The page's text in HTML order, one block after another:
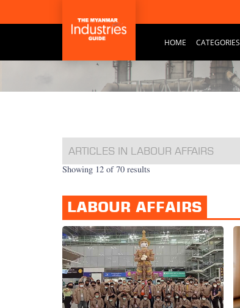
HOME CATEGORIES
ARTICLES IN LABOUR AFFAIRS
Showing 12 of 70 results
LABOUR AFFAIRS